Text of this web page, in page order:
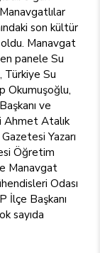
son kültür
Manavgat
panele Su
Türkiye Su
Okumuşoğlu,
ve
Ahmet Atalık
Yazarı
Öğretim
Manavgat
Odası
İlçe Başkanı
sayıda